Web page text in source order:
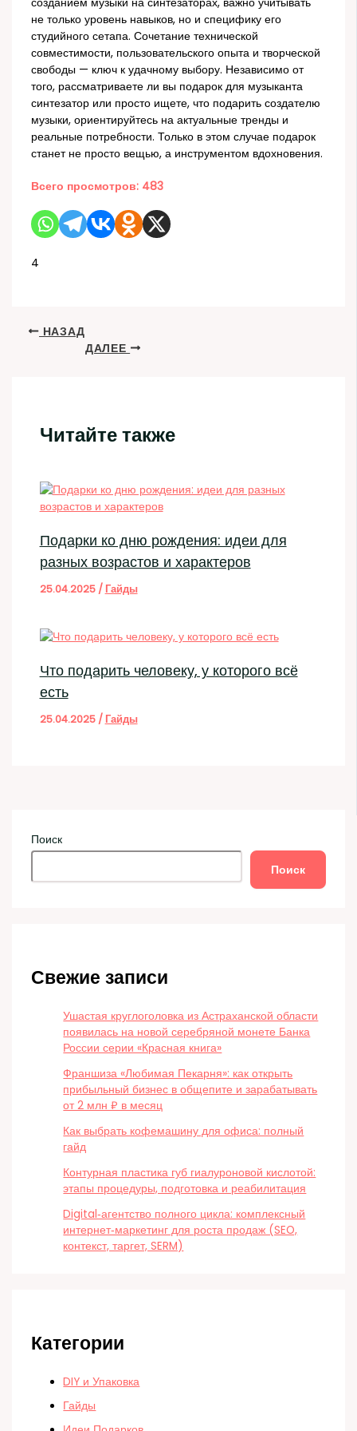
не только уровень навыков, но и специфику его
студийного сетапа. Сочетание технической
совместимости, пользовательского опыта и творческой
свободы — ключ к удачному выбору. Независимо от
того, рассматриваете ли вы подарок для музыканта
синтезатор или просто ищете, что подарить создателю
музыки, ориентируйтесь на актуальные тренды и
реальные потребности. Только в этом случае подарок
станет не просто вещью, а инструментом вдохновения.
Всего просмотров: 483
4
НАЗАД
ДАЛЕЕ
Читайте также
Подарки ко дню рождения: идеи для
разных возрастов и характеров
25.04.2025 / Гайды
Что подарить человеку, у которого всё
есть
25.04.2025 / Гайды
Поиск
Поиск
Свежие записи
Ушастая круглоголовка из Астраханской области
появилась на новой серебряной монете Банка
России серии «Красная книга»
Франшиза «Любимая Пекарня»: как открыть
прибыльный бизнес в общепите и зарабатывать
от 2 млн ₽ в месяц
Как выбрать кофемашину для офиса: полный
гайд
Контурная пластика губ гиалуроновой кислотой:
этапы процедуры, подготовка и реабилитация
Digital‑агентство полного цикла: комплексный
интернет‑маркетинг для роста продаж (SEO,
контекст, таргет, SERM)
Категории
DIY и Упаковка
Гайды